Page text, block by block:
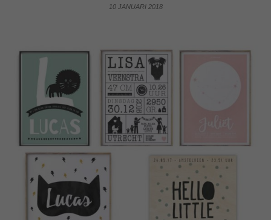
10 JANUARI 2018